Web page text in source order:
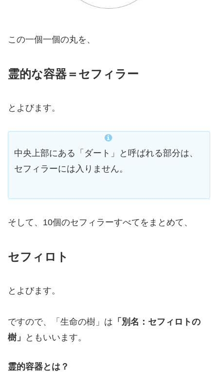
この一個一個の丸を、
霊的な容器＝セフィラー
とよびます。
中央上部にある「ダート」と呼ばれる部分は、
セフィラーには入りません。
そして、10個のセフィラーすべてをまとめて、
セフィロト
とよびます。
ですので、「生命の樹」は 「別名：セフィロトの
樹」
ともいいます。
霊的容器とは？